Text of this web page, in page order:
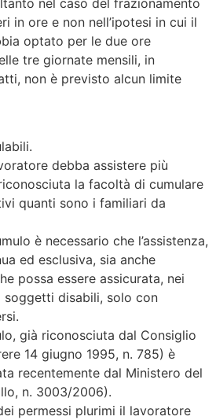
in ore e non nell’ipotesi in cui il
optato per le due ore
tre giornate mensili, in
non è previsto alcun limite
debba assistere più
la facoltà di cumulare
quanti sono i familiari da
è necessario che l’assistenza,
ed esclusiva, sia anche
possa essere assicurata, nei
disabili, solo con
già riconosciuta dal Consiglio
14 giugno 1995, n. 785) è
recentemente dal Ministero del
n. 3003/2006).
permessi plurimi il lavoratore